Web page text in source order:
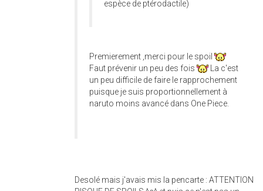
espèce de ptérodactile)
Premierement ,merci pour le spoil
Faut prévenir un peu des fois
La c'est
un peu difficile de faire le rapprochement
puisque je suis proportionnellement à
naruto moins avancé dans One Piece.
Desolé mais j'avais mis la pencarte : ATTENTION